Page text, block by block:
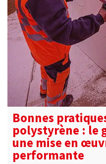
Bonnes
polystyrène : le
une mise en
performante